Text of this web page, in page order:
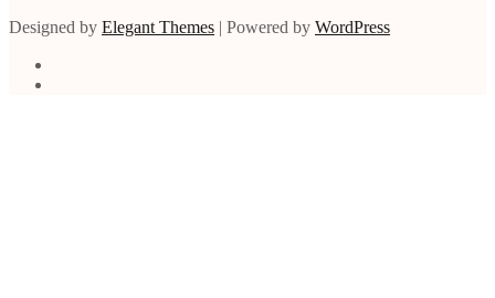
Designed by Elegant Themes | Powered by WordPress